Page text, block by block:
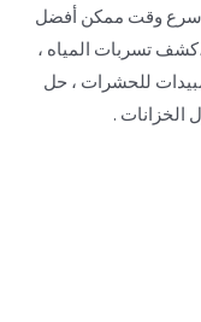
أسرع وقت ممكن أفضل
تسربات المياه ،
للحشرات ، حل
الخزانات .